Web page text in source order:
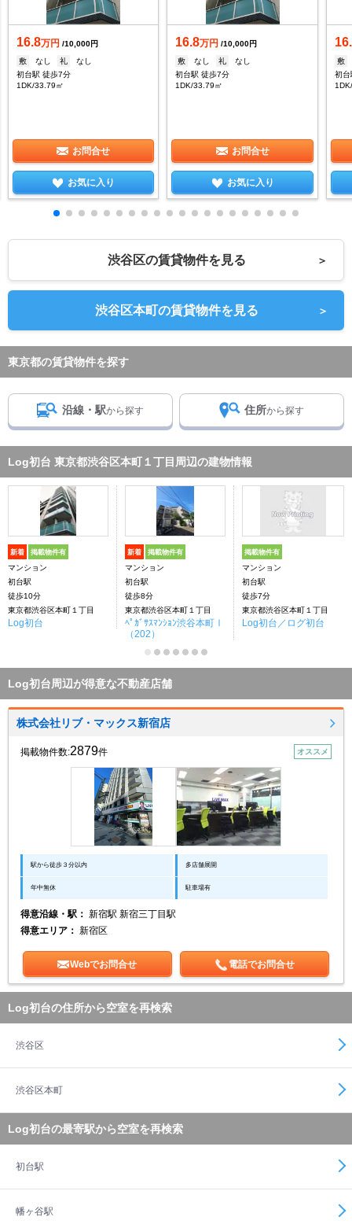
16.8万円 /10,000円
敷
なし 礼
なし
初台駅 徒歩7分
1DK/33.79㎡
お問合せ
お気に入り
16.8万円 /10,000円
敷
なし 礼
なし
初台駅 徒歩7分
1DK/33.79㎡
お問合せ
お気に入り
敷
初台
渋谷区の賃貸物件を見る ＞
渋谷区本町の賃貸物件を見る ＞
東京都の賃貸物件を探す
沿線・駅から探す 住所から探す
Log初台 東京都渋谷区本町１丁目周辺の建物情報
新着 掲載物件有
マンション
初台駅
徒歩10分
東京都渋谷区本町１丁目
Log初台
新着 掲載物件有
マンション
初台駅
徒歩8分
東京都渋谷区本町１丁目
ﾍﾟｶﾞｻｽﾏﾝｼｮﾝ渋谷本町Ⅰ
（202）
掲載物件有
マンション
初台駅
徒歩7分
東京都渋谷区本町１丁目
Log初台／ログ初台
Log初台周辺が得意な不動産店舗
株式会社リブ・マックス新宿店
掲載物件数:2879件 オススメ
駅から徒歩３分以内 多店舗展開
年中無休 駐車場有
得意沿線・駅： 新宿駅 新宿三丁目駅
得意エリア： 新宿区
Webでお問合せ 電話でお問合せ
Log初台の住所から空室を再検索
渋谷区
渋谷区本町
Log初台の最寄駅から空室を再検索
初台駅
幡ヶ谷駅